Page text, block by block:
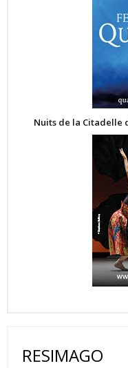
Nuits de la Citadelle
RESIMAGO